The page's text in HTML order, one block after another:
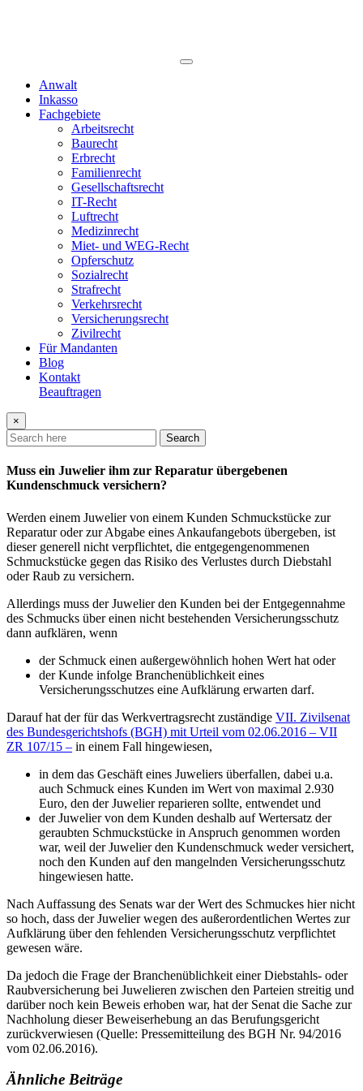
Anwalt
Inkasso
Fachgebiete
Arbeitsrecht
Baurecht
Erbrecht
Familienrecht
Gesellschaftsrecht
IT-Recht
Luftrecht
Medizinrecht
Miet- und WEG-Recht
Opferschutz
Sozialrecht
Strafrecht
Verkehrsrecht
Versicherungsrecht
Zivilrecht
Für Mandanten
Blog
Kontakt
Beauftragen
×
Search
Muss ein Juwelier ihm zur Reparatur übergebenen
Kundenschmuck versichern?
Werden einem Juwelier von einem Kunden Schmuckstücke zur
Reparatur oder zur Abgabe eines Ankaufangebots übergeben, ist
dieser generell nicht verpflichtet, die entgegengenommenen
Schmuckstücke gegen das Risiko des Verlustes durch Diebstahl
oder Raub zu versichern.
Allerdings muss der Juwelier den Kunden bei der Entgegennahme
des Schmucks über einen nicht bestehenden Versicherungsschutz
dann aufklären, wenn
der Schmuck einen außergewöhnlich hohen Wert hat oder
der Kunde infolge Branchenüblichkeit eines
Versicherungsschutzes eine Aufklärung erwarten darf.
Darauf hat der für das Werkvertragsrecht zuständige VII. Zivilsenat
des Bundesgerichtshofs (BGH) mit Urteil vom 02.06.2016 – VII
ZR 107/15 – in einem Fall hingewiesen,
in dem das Geschäft eines Juweliers überfallen, dabei u.a.
auch Schmuck eines Kunden im Wert von maximal 2.930
Euro, den der Juwelier reparieren sollte, entwendet und
der Juwelier von dem Kunden deshalb auf Wertersatz der
geraubten Schmuckstücke in Anspruch genommen worden
war, weil der Juwelier den Kundenschmuck weder versichert,
noch den Kunden auf den mangelnden Versicherungsschutz
hingewiesen hatte.
Nach Auffassung des Senats war der Wert des Schmuckes hier nicht
so hoch, dass der Juwelier wegen des außerordentlichen Wertes zur
Aufklärung über den fehlenden Versicherungsschutz verpflichtet
gewesen wäre.
Da jedoch die Frage der Branchenüblichkeit einer Diebstahls- oder
Raubversicherung bei Juwelieren zwischen den Parteien streitig und
darüber noch kein Beweis erhoben war, hat der Senat die Sache zur
Nachholung dieser Beweiserhebung an das Berufungsgericht
zurückverwiesen (Quelle: Pressemitteilung des BGH Nr. 94/2016
vom 02.06.2016).
Ähnliche Beiträge